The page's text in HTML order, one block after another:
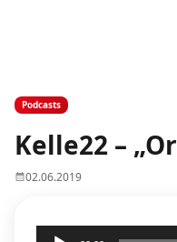
Podcasts
Kelle22 –
02.06.2019
Audio-